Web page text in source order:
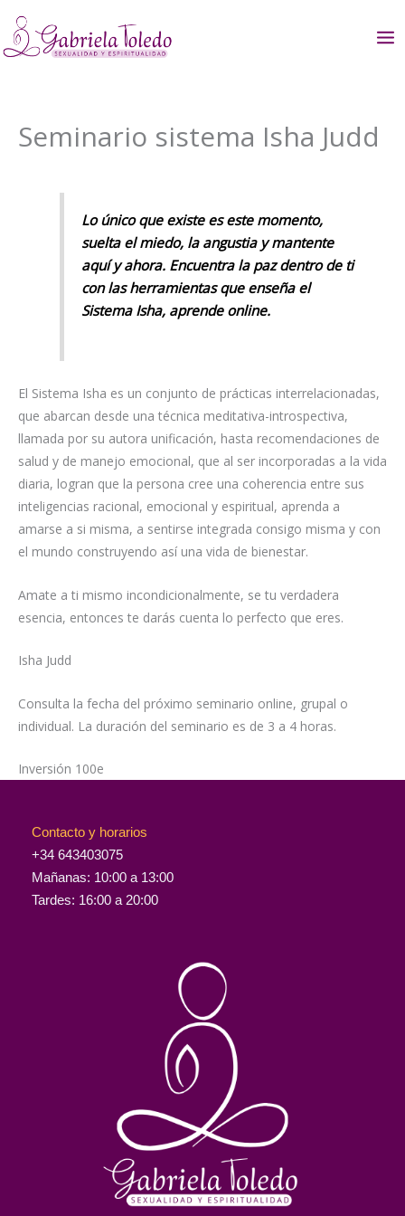
contenido
Seminario sistema Isha Judd
Lo único que existe es este momento,
suelta el miedo, la angustia y mantente
aquí y ahora. Encuentra la paz dentro de ti
con las herramientas que enseña el
Sistema Isha, aprende online.
El Sistema Isha es un conjunto de prácticas interrelacionadas,
que abarcan desde una técnica meditativa-introspectiva,
llamada por su autora unificación, hasta recomendaciones de
salud y de manejo emocional, que al ser incorporadas a la vida
diaria, logran que la persona cree una coherencia entre sus
inteligencias racional, emocional y espiritual, aprenda a
amarse a si misma, a sentirse integrada consigo misma y con
el mundo construyendo así una vida de bienestar.
Amate a ti mismo incondicionalmente, se tu verdadera
esencia, entonces te darás cuenta lo perfecto que eres.
Isha Judd
Consulta la fecha del próximo seminario online, grupal o
individual. La duración del seminario es de 3 a 4 horas.
Inversión 100e
Contacto y horarios
+34 643403075
Mañanas: 10:00 a 13:00
Tardes: 16:00 a 20:00